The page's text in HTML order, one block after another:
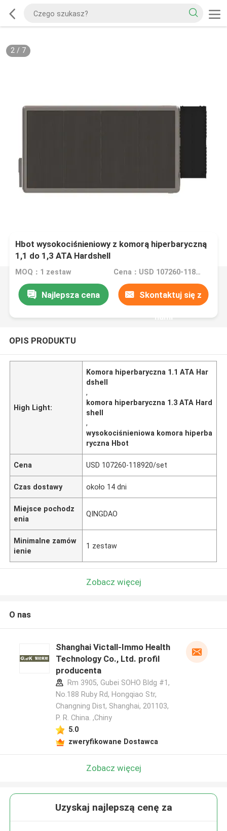
2/ 7
Hbot wysokociśnieniowy z komorą hiperbaryczną
1,1 do 1,3 ATA Hardshell
MOQ：1 zestaw Cena：USD 107260-118920/set
Najlepsza cena Skontaktuj się z
nami
OPIS PRODUKTU
High Light:
Komora hiperbaryczna 1.1 ATA Har
dshell
,
komora hiperbaryczna 1.3 ATA Hard
shell
,
wysokociśnieniowa komora hiperba
ryczna Hbot
Cena USD 107260-118920/set
Czas dostawy około 14 dni
Miejsce pochodz
enia
QINGDAO
Minimalne zamów
ienie
1 zestaw
Zobacz więcej
O nas
Shanghai Victall-Immo Health
Technology Co., Ltd. profil
producenta
Rm 3905, Gubei SOHO Bldg #1,
No.188 Ruby Rd, Hongqiao Str,
Changning Dist, Shanghai, 201103,
P. R. China. ,Chiny
5.0
zweryfikowane Dostawca
Zobacz więcej
Uzyskaj najlepszą cenę za